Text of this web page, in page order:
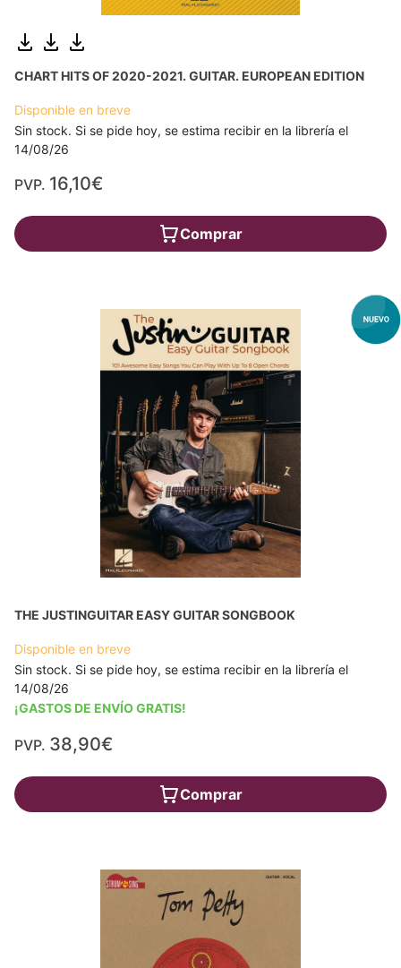
CHART HITS OF 2020-2021. GUITAR. EUROPEAN EDITION
Disponible en breve
Sin stock. Si se pide hoy, se estima recibir en la librería el
14/08/26
PVP. 16,10€
Comprar
THE JUSTINGUITAR EASY GUITAR SONGBOOK
Disponible en breve
Sin stock. Si se pide hoy, se estima recibir en la librería el
14/08/26
¡GASTOS DE ENVÍO GRATIS!
PVP. 38,90€
Comprar